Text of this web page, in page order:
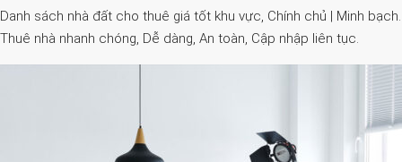
Danh sách nhà đất cho thuê giá tốt khu vực, Chính chủ | Minh bạch.
Thuê nhà nhanh chóng, Dễ dàng, An toàn, Cập nhập liên tục.